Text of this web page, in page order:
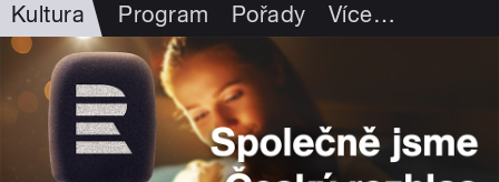
Kultura Program Pořady Více…